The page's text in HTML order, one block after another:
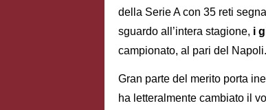
della Serie A con 35 reti
sguardo all’intera stagione, i
campionato, al pari del Napoli.
Gran parte del merito porta
ha letteralmente cambiato il